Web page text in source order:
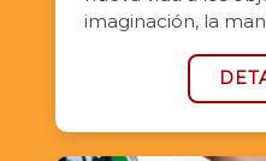
imaginación, la